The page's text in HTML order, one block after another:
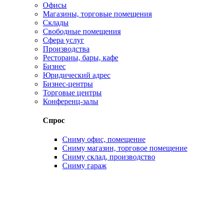
Офисы
Магазины, торговые помещения
Склады
Свободные помещения
Сфера услуг
Производства
Рестораны, бары, кафе
Бизнес
Юридический адрес
Бизнес-центры
Торговые центры
Конференц-залы
Спрос
Сниму офис, помещение
Сниму магазин, торговое помещение
Сниму склад, производство
Сниму гараж